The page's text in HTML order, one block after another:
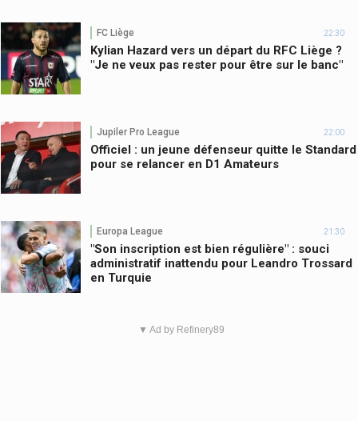
FC Liège 22:30
Kylian Hazard vers un départ du RFC Liège ?
"Je ne veux pas rester pour être sur le banc"
Jupiler Pro League 22:00
Officiel : un jeune défenseur quitte le Standard
pour se relancer en D1 Amateurs
Europa League 21:30
"Son inscription est bien régulière" : souci
administratif inattendu pour Leandro Trossard
en Turquie
▼ Ad by Refinery89